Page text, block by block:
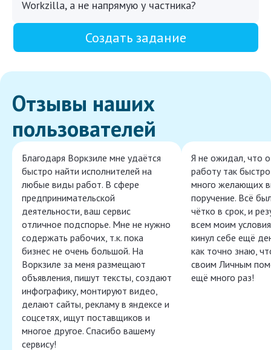
Workzilla, а не напрямую у частника?
Создать задание
Отзывы наших
пользователей
Благодаря Воркзиле мне удаётся
быстро найти исполнителей на
любые виды работ. В сфере
предпринимательской
деятельности, ваш сервис
отличное подспорье. Мне не нужно
содержать рабочих, т.к. пока
бизнес не очень большой. На
Воркзиле за меня размещают
объявления, пишут тексты, создают
инфографику, монтируют видео,
делают сайты, рекламу в яндексе и
соцсетях, ищут поставщиков и
многое другое. Спасибо вашему
сервису!
Я не ожидал, что
работу так
много желающих
поручение. Всё
чётко в срок, и
всем моим
кинул себе ещё
как точно знаю,
своим Личным
ещё много раз!